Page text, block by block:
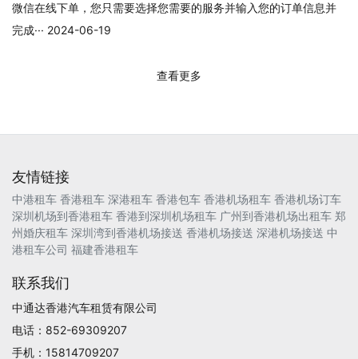
微信在线下单，您只需要选择您需要的服务并输入您的订单信息并
完成··· 2024-06-19
查看更多
友情链接
中港租车 香港租车 深港租车 香港包车 香港机场租车 香港机场订车
深圳机场到香港租车 香港到深圳机场租车 广州到香港机场出租车 郑
州婚庆租车 深圳湾到香港机场接送 香港机场接送 深港机场接送 中
港租车公司 福建香港租车
联系我们
中通达香港汽车租赁有限公司
电话：852-69309207
手机：15814709207